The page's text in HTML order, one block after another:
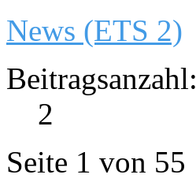
News (ETS 2)
Beitragsanzahl:
2
Seite 1 von 55